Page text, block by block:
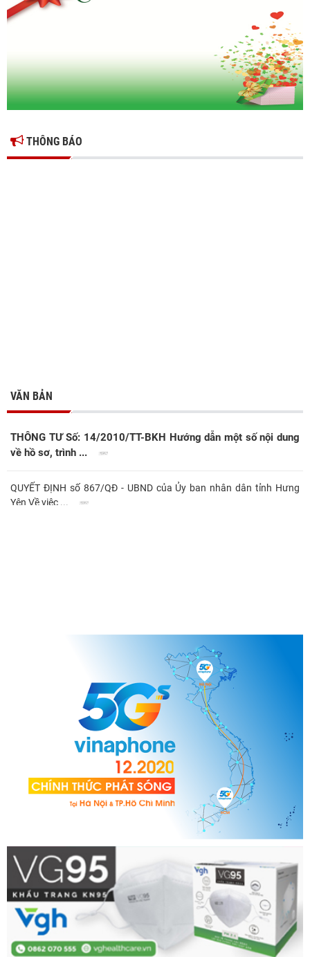
Hiệp hội doanh nghiệp tỉnh Hưng Yên: Cập nhật chính sách thuế mới
THÔNG BÁO
VĂN BẢN
THÔNG TƯ Số: 14/2010/TT-BKH Hướng dẫn một số nội dung
về hồ sơ, trình ...
QUYẾT ĐỊNH số 867/QĐ - UBND của Ủy ban nhân dân tỉnh Hưng
Yên Về việc ...